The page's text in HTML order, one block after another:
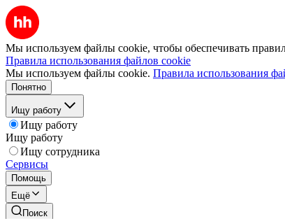
Мы используем файлы cookie, чтобы обеспечивать
Правила использования файлов cookie
Мы используем файлы cookie. Правила использования
Понятно
Ищу работу
Ищу работу
Ищу работу
Ищу сотрудника
Сервисы
Помощь
Ещё
Поиск